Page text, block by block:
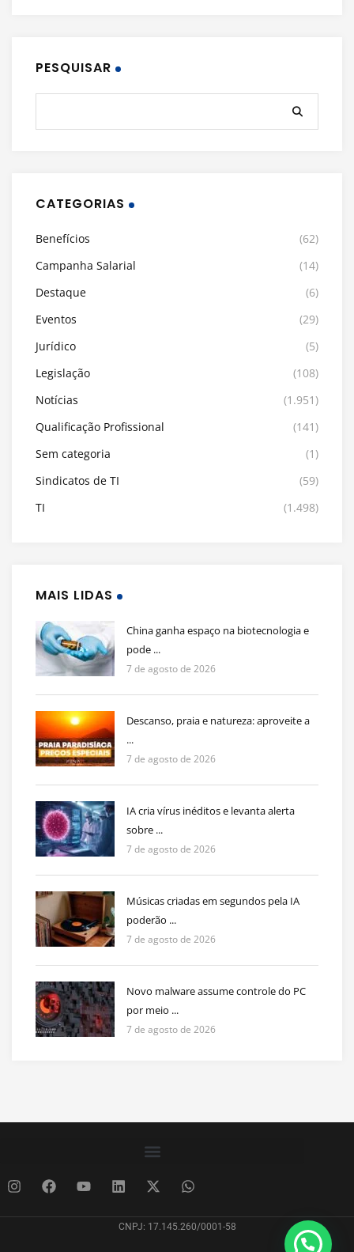
PESQUISAR
CATEGORIAS
Benefícios
(62)
Campanha Salarial
(14)
Destaque
(6)
Eventos
(29)
Jurídico
(5)
Legislação
(108)
Notícias
(1.951)
Qualificação Profissional
(141)
Sem categoria
(1)
Sindicatos de TI
(59)
TI
(1.498)
MAIS LIDAS
China ganha espaço na biotecnologia e
pode ...
7 de agosto de 2026
Descanso, praia e natureza: aproveite a
...
7 de agosto de 2026
IA cria vírus inéditos e levanta alerta
sobre ...
7 de agosto de 2026
Músicas criadas em segundos pela IA
poderão ...
7 de agosto de 2026
Novo malware assume controle do PC
por meio ...
7 de agosto de 2026
CNPJ: 17.145.260/0001-58